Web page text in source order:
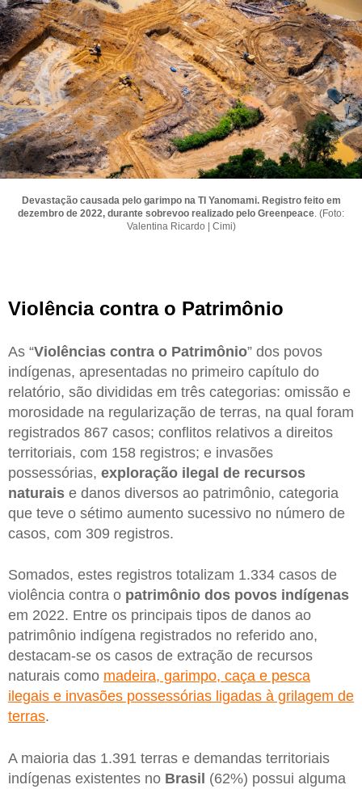
Devastação causada pelo garimpo na TI Yanomami. Registro feito em
dezembro de 2022, durante sobrevoo realizado pelo Greenpeace. (Foto:
Valentina Ricardo | Cimi)
Violência contra o Patrimônio
As “Violências contra o Patrimônio” dos povos
indígenas, apresentadas no primeiro capítulo do
relatório, são divididas em três categorias: omissão e
morosidade na regularização de terras, na qual foram
registrados 867 casos; conflitos relativos a direitos
territoriais, com 158 registros; e invasões
possessórias, exploração ilegal de recursos
naturais e danos diversos ao patrimônio, categoria
que teve o sétimo aumento sucessivo no número de
casos, com 309 registros.
Somados, estes registros totalizam 1.334 casos de
violência contra o patrimônio dos povos indígenas
em 2022. Entre os principais tipos de danos ao
patrimônio indígena registrados no referido ano,
destacam-se os casos de extração de recursos
naturais como madeira, garimpo, caça e pesca
ilegais e invasões possessórias ligadas à grilagem de
terras.
A maioria das 1.391 terras e demandas territoriais
indígenas existentes no Brasil (62%) possui alguma